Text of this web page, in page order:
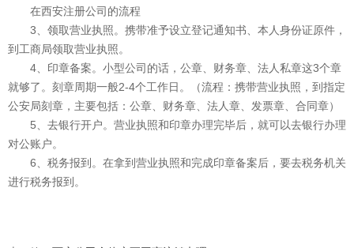
在西安注册公司的流程
3、领取营业执照。携带准予设立登记通知书、本人身份证原件，
到工商局领取营业执照。
4、印章备案。小型公司的话，公章、财务章、法人私章这3个章
就够了。刻章周期一般2-4个工作日。（流程：携带营业执照，到指定
公安局刻章，主要包括：公章、财务章、法人章、发票章、合同章）
5、去银行开户。营业执照和印章办理完毕后，就可以去银行办理
对公账户。
6、税务报到。在拿到营业执照和完成印章备案后，要去税务机关
进行税务报到。